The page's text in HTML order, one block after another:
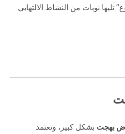
نوبات من النشاط الالتهابي
بهجت بشكل كبير، وتعتمد